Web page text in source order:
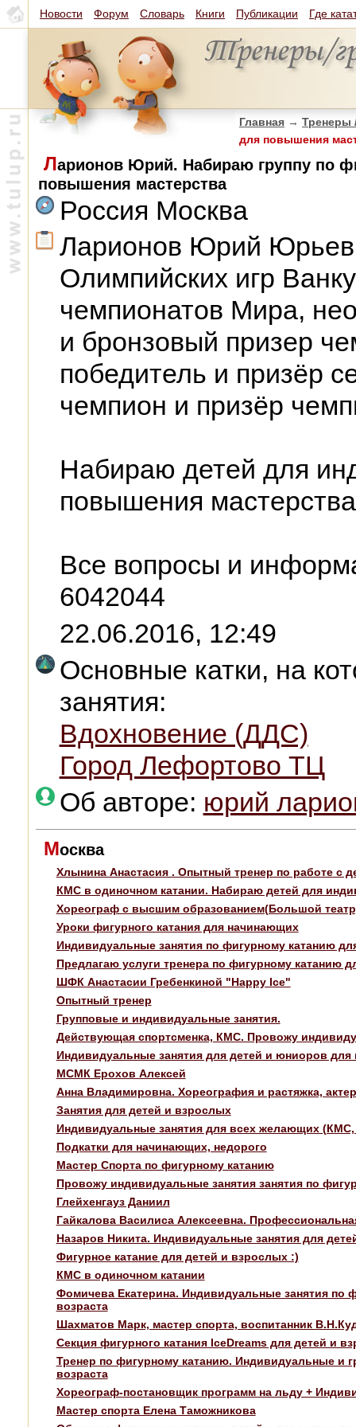
Новости Форум Словарь Книги Публикации Где
Главная → Тренеры
для повышения
Ларионов Юрий. Набираю группу по
повышения мастерства
Россия Москва
Ларионов Юрий
Олимпийских игр
чемпионатов Мира,
и бронзовый призер
победитель и призёр
чемпион и призёр
Набираю детей для
повышения
Все вопросы и
6042044
22.06.2016, 12:49
Основные катки, на
занятия:
Вдохновение (ДДС)
Город Лефортово ТЦ
Об авторе: юрий
Москва
Хлынина Анастасия . Опытный тренер по работе с
КМС в одиночном катании. Набираю детей для
Хореограф с высшим образованием(Большой
Уроки фигурного катания для начинающих
Индивидуальные занятия по фигурному катанию
Предлагаю услуги тренера по фигурному катанию
ШФК Анастасии Гребенкиной "Happy Ice"
Опытный тренер
Групповые и индивидуальные занятия.
Действующая спортсменка, КМС. Провожу
Индивидуальные занятия для детей и юниоров
МСМК Ерохов Алексей
Анна Владимировна. Хореография и растяжка,
Занятия для детей и взрослых
Индивидуальные занятия для всех желающих (КМС,
Подкатки для начинающих, недорого
Мастер Спорта по фигурному катанию
Провожу индивидуальные занятия занятия по
Глейхенгауз Даниил
Гайкалова Василиса Алексеевна.
Назаров Никита. Индивидуальные занятия для
Фигурное катание для детей и взрослых :)
КМС в одиночном катании
Фомичева Екатерина. Индивидуальные занятия
возраста
Шахматов Марк, мастер спорта, воспитанник
Секция фигурного катания IсeDreams для детей и
Тренер по фигурному катанию. Индивидуальные и
возраста
Хореограф-постановщик программ на льду +
Мастер спорта Елена Таможникова